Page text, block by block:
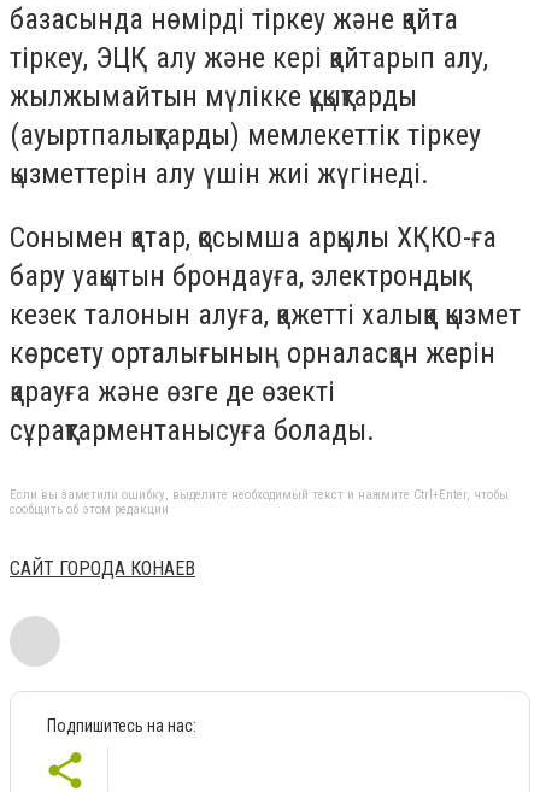
базасында нөмірді тіркеу және қайта
тіркеу, ЭЦҚ алу және кері қайтарып алу,
жылжымайтын мүлікке құқықтарды
(ауыртпалықтарды) мемлекеттік тіркеу
қызметтерін алу үшін жиі жүгінеді.
Сонымен қатар, қосымша арқылы ХҚКО-ға
бару уақытын брондауға, электрондық
кезек талонын алуға, қажетті халыққа қызмет
көрсету орталығының орналасқан жерін
қарауға және өзге де өзекті
сұрақтарментанысуға болады.
Если вы заметили ошибку, выделите необходимый текст и нажмите Ctrl+Enter, чтобы
сообщить об этом редакции
САЙТ ГОРОДА КОНАЕВ
Подпишитесь на нас: